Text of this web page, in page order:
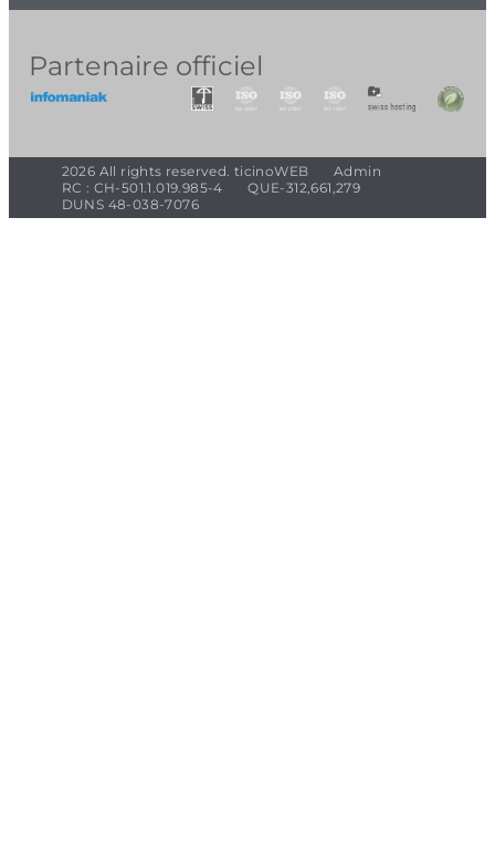
Partenaire officiel
2026 All rights reserved. ticinoWEB
Admin
RC : CH-501.1.019.985-4
QUE-312,661,279
DUNS 48-038-7076